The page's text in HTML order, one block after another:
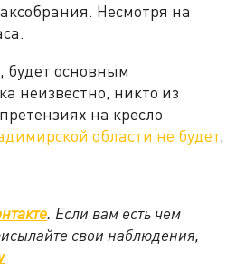
Несмотря на
будет основным
неизвестно, никто из
на кресло
области не будет,
. Если вам есть чем
свои наблюдения,